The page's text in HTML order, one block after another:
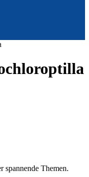
Themen.